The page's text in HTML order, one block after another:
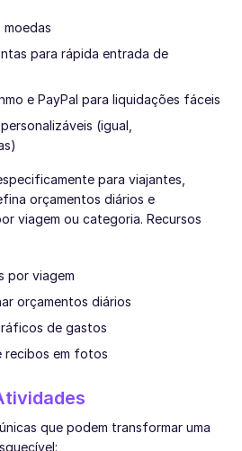
para rápida entrada de
e PayPal para liquidações fáceis
(igual,
para viajantes,
orçamentos diários e
viagem ou categoria. Recursos
por viagem
orçamentos diários
de gastos
recibos em fotos
que podem transformar uma